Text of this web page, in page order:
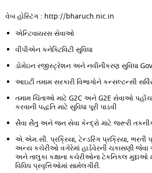
વેબ હોસ્ટિંગ : http://bharuch.nic.in
એન્ટિવાયરસ સેવાઓ
વીપીએન કનેક્ટિવિટી સુવિધા
ડોમેઇન રજીસ્ટ્રેશન અને નવીનીકરણ સુવિધા
આઇટી તમામ સરકારી વિભાગોને કન્સલ્ટન્સી
તમામ ચિંતાઓ માટે G2C અને G2E સેવાઓ
કરવાની પદ્ધતિ માટે સુવિધા પૂરી પાડવી
સેેેેવા સેેેેતુ અને જન સેવા કેન્દ્રો માટે જરૂરી
એ.એમ.સી. પ્રક્રિયા, ટેન્ડરિંગ પ્રક્રિયા,
અન્ય કચેરીઓ વગેરેમાં હાર્ડવેરની ચકાસણી જેવા
અને તાલુકા કક્ષાના કચેરીઓના ટેકનિકલ મુદ્દાઓ
વિવિધ પ્રવૃત્તિઓમાં સામેલગીરી.